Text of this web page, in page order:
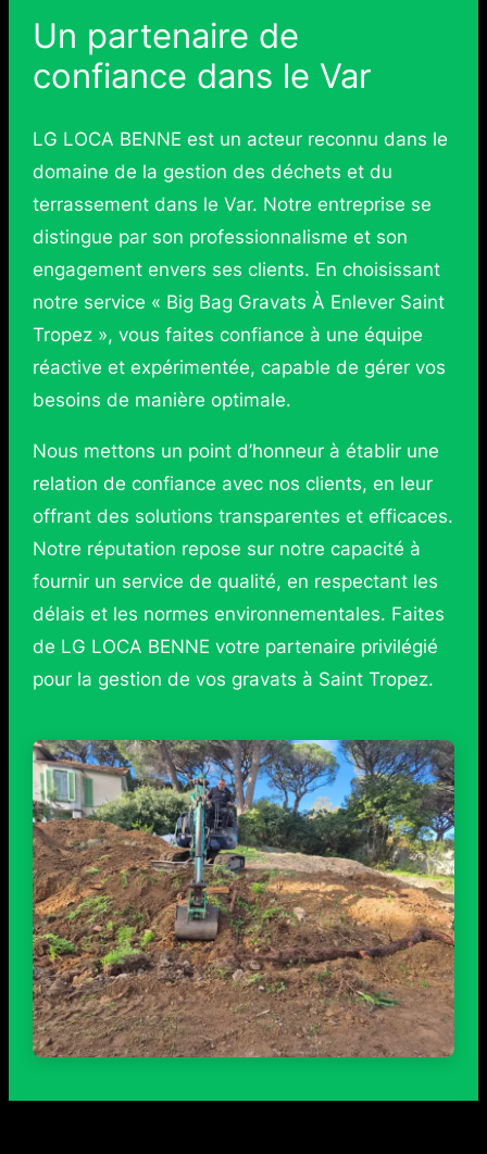
Un partenaire de
confiance dans le Var
LG LOCA BENNE est un acteur reconnu dans le
domaine de la gestion des déchets et du
terrassement dans le Var. Notre entreprise se
distingue par son professionnalisme et son
engagement envers ses clients. En choisissant
notre service « Big Bag Gravats À Enlever Saint
Tropez », vous faites confiance à une équipe
réactive et expérimentée, capable de gérer vos
besoins de manière optimale.
Nous mettons un point d’honneur à établir une
relation de confiance avec nos clients, en leur
offrant des solutions transparentes et efficaces.
Notre réputation repose sur notre capacité à
fournir un service de qualité, en respectant les
délais et les normes environnementales. Faites
de LG LOCA BENNE votre partenaire privilégié
pour la gestion de vos gravats à Saint Tropez.